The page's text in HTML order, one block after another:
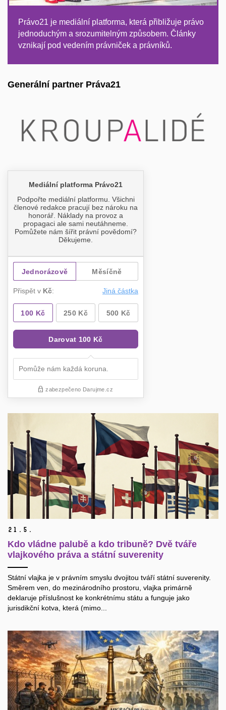
Právo21 je mediální platforma, která přibližuje právo
jednoduchým a srozumitelným způsobem. Články
vznikají pod vedením právniček a právníků.
Generální partner Práva21
21. 5.
Kdo vládne palubě a kdo tribuně? Dvě tváře
vlajkového práva a státní suverenity
Státní vlajka je v právním smyslu dvojitou tváří státní suverenity.
Směrem ven, do mezinárodního prostoru, vlajka primárně
deklaruje příslušnost ke konkrétnímu státu a funguje jako
jurisdikční kotva, která (mimo...